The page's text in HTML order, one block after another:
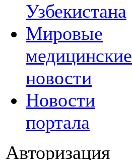
Узбекистана
Мировые
медицинские
новости
Новости
портала
Авторизация